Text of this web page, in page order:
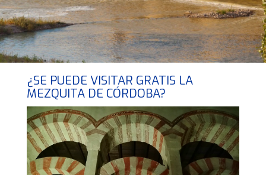
¿SE PUEDE VISITAR GRATIS LA
MEZQUITA DE CÓRDOBA?